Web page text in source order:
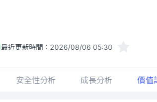
最近更新時間： 2026/08/06 05:30
安全性分析 成長分析 價值